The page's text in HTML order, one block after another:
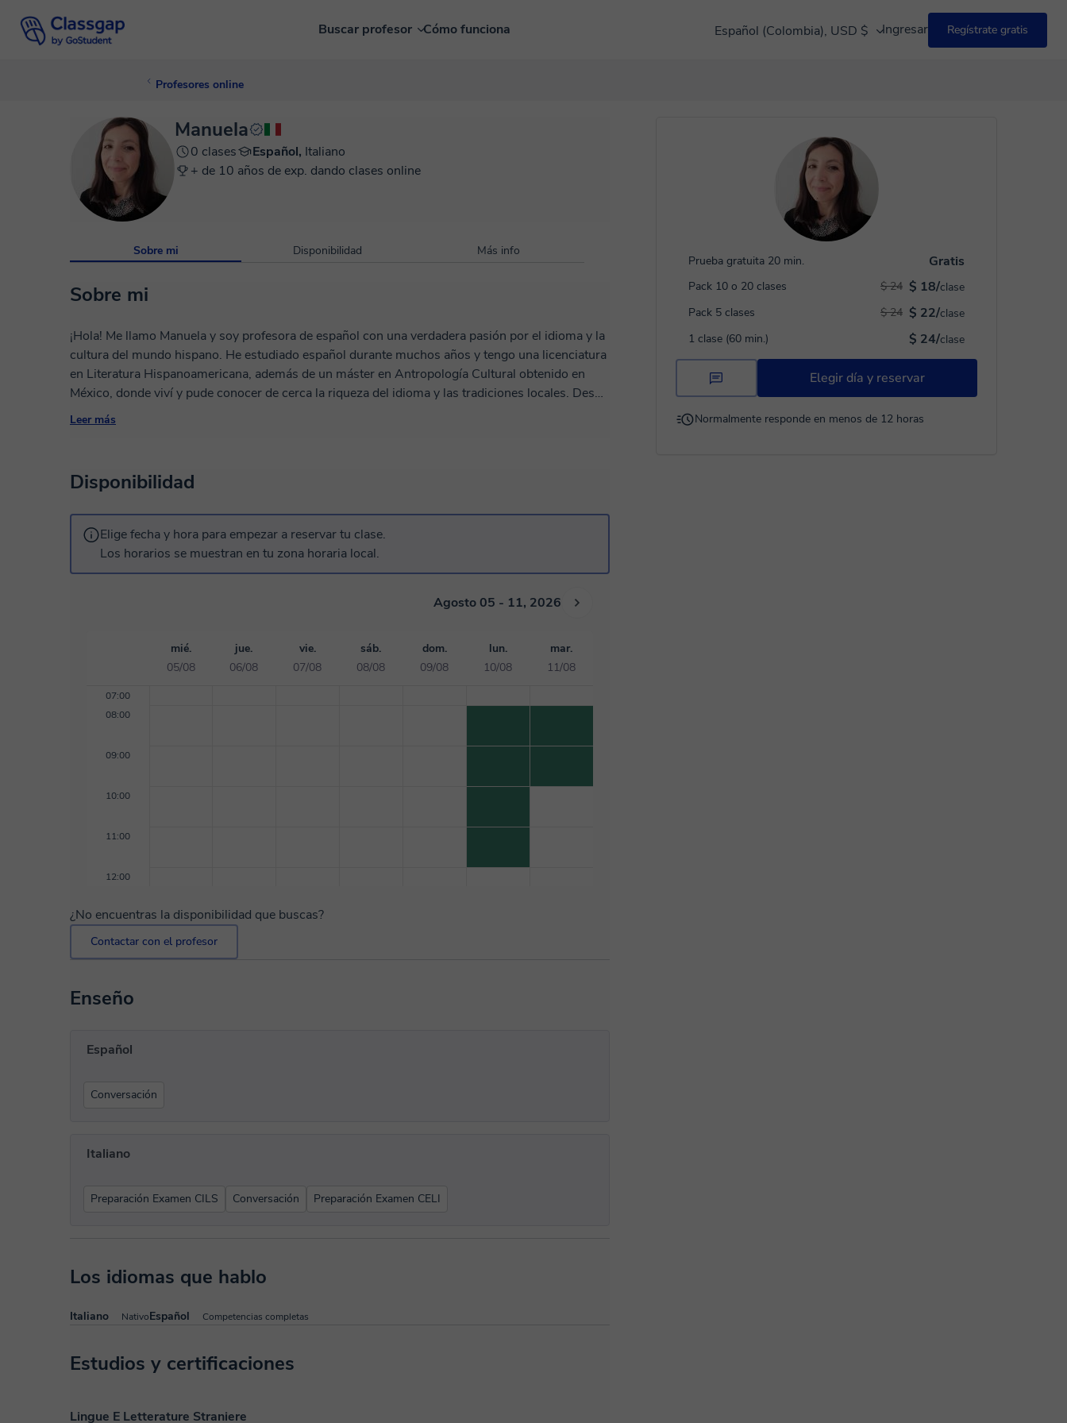
Buscar profesor Cómo funciona Español (Colombia), USD $ Ingresar Regístrate gratis
Profesores online
Prueba gratuita 20 min. Gratis
Pack 10 o 20 clases $ 18/clase
$ 24
Pack 5 clases
$ 22/clase
$ 24
1 clase (60 min.)
$ 24/clase
Elegir día y reservar
Normalmente responde en menos de 12 horas
Manuela
0 clases Español, Italiano
+ de 10 años de exp. dando clases online
Sobre mi Disponibilidad Más info
Sobre mi
¡Hola! Me llamo Manuela y soy profesora de español con una verdadera pasión por el idioma y la
cultura del mundo hispano. He estudiado español durante muchos años y tengo una licenciatura
en Literatura Hispanoamericana, además de un máster en Antropología Cultural obtenido en
México, donde viví y pude conocer de cerca la riqueza del idioma y las tradiciones locales. Desde
hace varios años enseño español a estudiantes de nivel inicial e intermedio, ayudándoles a
camino a tu medida. Durante las clases utilizo materiales auténticos (videos, artículos, música,
paso hacia una comprensión profunda no solo del idioma, sino también del mundo que lo rodea.
Reserva una clase de prueba y descubre lo estimulante que puede ser aprender español con el
Leer más
Disponibilidad
Elige fecha y hora para empezar a reservar tu clase.
Los horarios se muestran en tu zona horaria local.
Agosto 05 - 11, 2026
mié.
05/08
jue.
06/08
vie.
07/08
sáb.
08/08
dom.
09/08
lun.
10/08
mar.
11/08
07:00
08:00
09:00
10:00
11:00
12:00
¿No encuentras la disponibilidad que buscas?
Contactar con el profesor
Enseño
Español
Conversación
Italiano
Preparación Examen CILS Conversación Preparación Examen CELI
Los idiomas que hablo
Italiano NativoEspañol Competencias completas
Estudios y certificaciones
Lingue E Letterature Straniere